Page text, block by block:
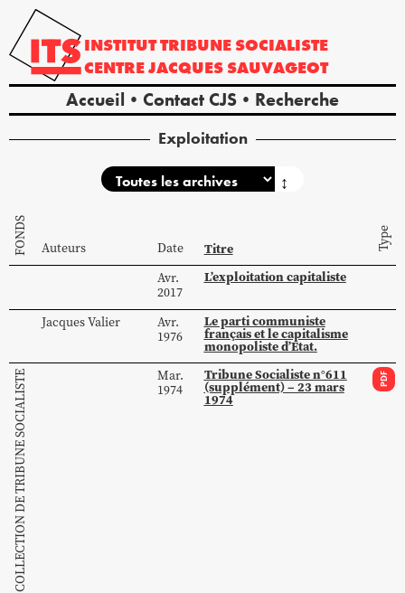
INSTITUTTRIBUNE SOCIALISTE
CENTREJACQUES SAUVAGEOT
Accueil Contact CJS Recherche
Exploitation
↕
FONDS Auteurs Date Titre Type
Avr.
2017
L’exploitation capitaliste
JacquesValier
Avr.
1976
Le parti communiste
français et le capitalisme
monopoliste d’Etat.
COLLECTION DE TRIBUNE SOCIALISTE
Mar.
1974
Tribune Socialiste n°611
(supplément) – 23 mars
1974
PDF